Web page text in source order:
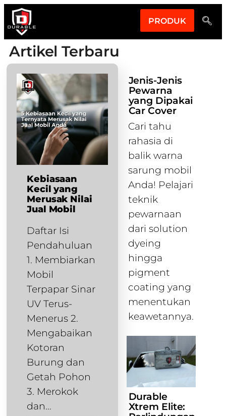
PRODUK
Artikel Terbaru
Kebiasaan
Kecil yang
Merusak Nilai
Jual Mobil
Daftar Isi
Pendahuluan
1. Membiarkan
Mobil
Terpapar Sinar
UV Terus-
Menerus 2.
Mengabaikan
Kotoran
Burung dan
Getah Pohon
3. Merokok
dan…
Jenis-Jenis
Pewarna
yang Dipakai
Car Cover
Cari tahu
rahasia di
balik warna
sarung mobil
Anda! Pelajari
teknik
pewarnaan
dari solution
dyeing
hingga
pigment
coating yang
menentukan
keawetannya.
Durable
Xtrem Elite: